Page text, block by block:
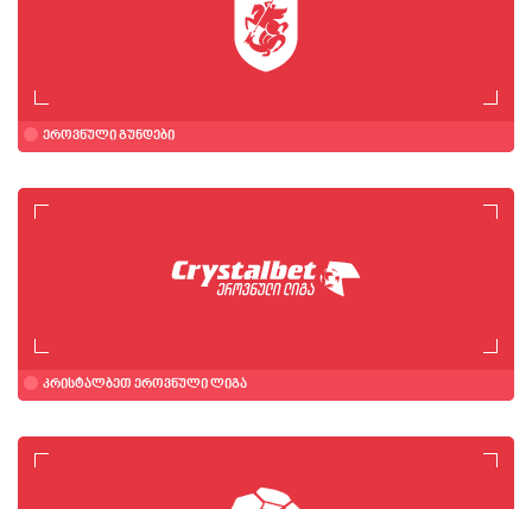
ეროვნული გუნდები
კრისტალბეთ ეროვნული ლიგა